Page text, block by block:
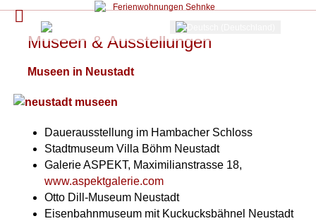
Sprache auswählen
Museen & Ausstellungen
Museen in Neustadt
Dauerausstellung im Hambacher Schloss
Stadtmuseum Villa Böhm Neustadt
Galerie ASPEKT, Maximilianstrasse 18,
www.aspektgalerie.com
Otto Dill-Museum Neustadt
Eisenbahnmuseum mit Kuckucksbähnel Neustadt